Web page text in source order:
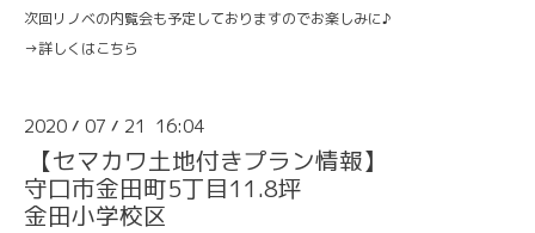
次回リノベの内覧会も予定しておりますのでお楽しみに♪
→詳しくはこちら
2020 / 07 / 21 16:04
【セマカワ土地付きプラン情報】
守口市金田町5丁目11.8坪
金田小学校区